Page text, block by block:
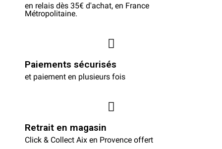
en relais dès 35€ d'achat, en France
Métropolitaine.
Paiements sécurisés
et paiement en plusieurs fois
Retrait en magasin
Click & Collect Aix en Provence offert